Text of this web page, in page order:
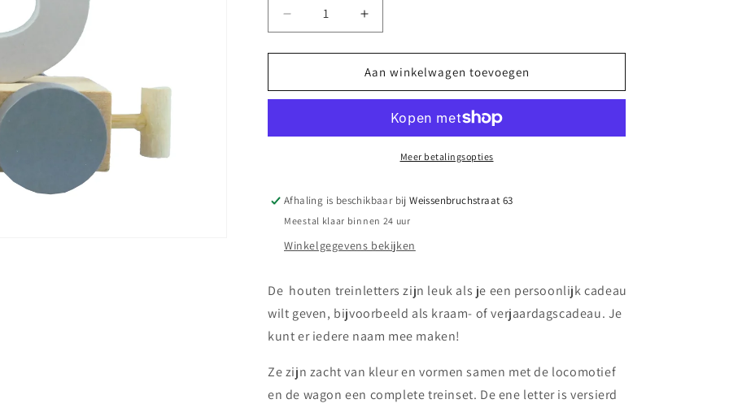
Aantal
verlagen
voor
Jep
Houten
Aantal
verhogen
voor
||
Jep
Houten
Treinletter
Aan winkelwagen toevoegen
Meer betalingsopties
Afhaling is beschikbaar bijWeissenbruchstraat 63
Meestal klaar binnen 24 uur
Winkelgegevens bekijken
De houten treinletters zijn leuk als je een persoonlijk cadeau
wilt geven, bijvoorbeeld als kraam- of verjaardagscadeau. Je
kunt er iedere naam mee maken!
Ze zijn zacht van kleur en vormen samen met de locomotief
en de wagon een complete treinset. De ene letter is versierd